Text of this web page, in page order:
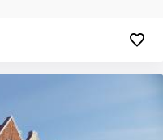
